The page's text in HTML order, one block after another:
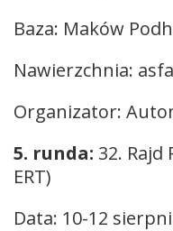
Baza: Maków
Nawierzchnia:
Organizator:
5. runda: 32. Rajd
ERT)
Data: 10-12